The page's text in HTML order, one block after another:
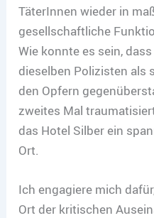
TäterInnen wieder in
gesellschaftliche
Wie konnte es sein,
dieselben Polizisten als
den Opfern
zweites Mal
das Hotel Silber ein
Ort.
Ich engagiere mich
Ort der kritischen